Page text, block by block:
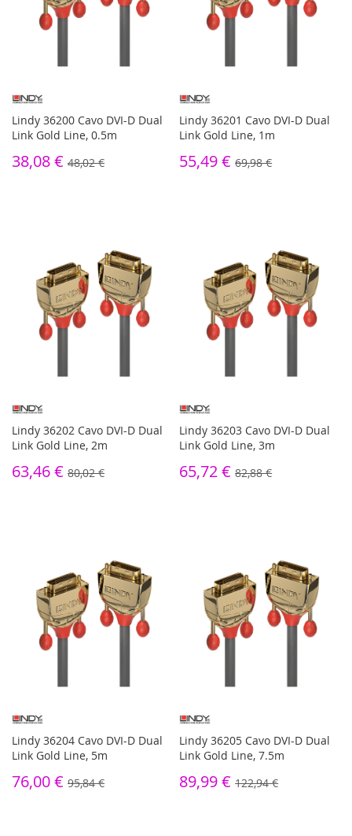
Lindy 36200 Cavo DVI-D Dual
Link Gold Line, 0.5m
38,08 € 48,02 €
Lindy 36201 Cavo DVI-D Dual
Link Gold Line, 1m
55,49 € 69,98 €
Lindy 36202 Cavo DVI-D Dual
Link Gold Line, 2m
63,46 € 80,02 €
Lindy 36203 Cavo DVI-D Dual
Link Gold Line, 3m
65,72 € 82,88 €
Lindy 36204 Cavo DVI-D Dual
Link Gold Line, 5m
76,00 € 95,84 €
Lindy 36205 Cavo DVI-D Dual
Link Gold Line, 7.5m
89,99 € 122,94 €